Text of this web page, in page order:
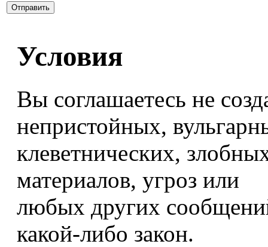
Условия
Вы соглашаетесь не
непристойных,
клеветнических,
материалов, угроз или
любых других
какой-либо закон.